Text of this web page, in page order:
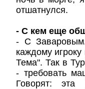
отшатнулся.
- С кем еще
- С
каждому
Тема". Так в
- требовать
Говорят: эта